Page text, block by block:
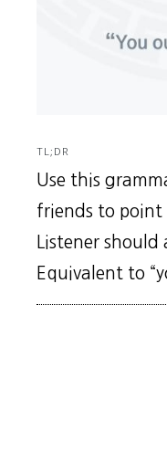
TL;DR
Use this
friends to
Listener should
Equivalent to